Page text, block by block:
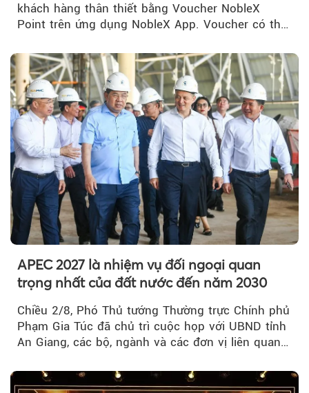
khách hàng thân thiết bằng Voucher NobleX
Point trên ứng dụng NobleX App. Voucher có thể
APEC 2027 là nhiệm vụ đối ngoại quan
trọng nhất của đất nước đến năm 2030
Chiều 2/8, Phó Thủ tướng Thường trực Chính phủ
Phạm Gia Túc đã chủ trì cuộc họp với UBND tỉnh
An Giang, các bộ, ngành và các đơn vị liên quan